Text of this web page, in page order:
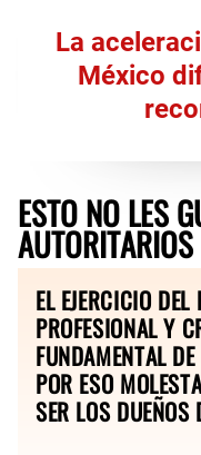
La
México
ESTO NO LES
AUTORITARIOS
EL EJERCICIO
PROFESIONAL Y
FUNDAMENTAL
POR ESO
SER LOS DUEÑOS